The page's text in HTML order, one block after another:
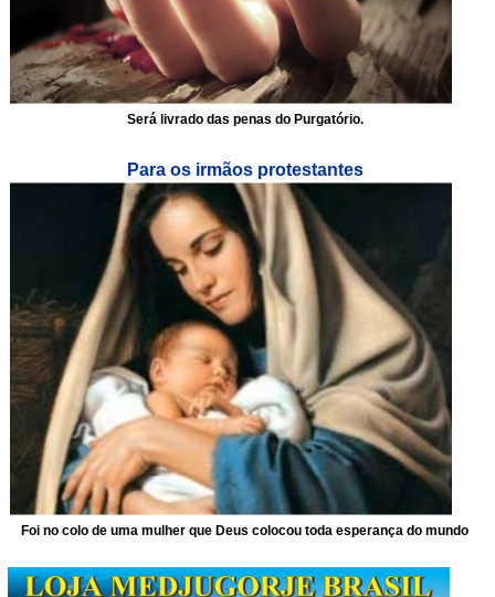
Será livrado das penas do Purgatório.
Para os irmãos protestantes
Foi no colo de uma mulher que Deus colocou toda esperança do mundo